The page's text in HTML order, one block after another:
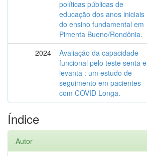
políticas públicas de
educação dos anos iniciais
do ensino fundamental em
Pimenta Bueno/Rondônia.
2024
Avaliação da capacidade
funcional pelo teste senta e
levanta : um estudo de
seguimento em pacientes
com COVID Longa.
Índice
Autor